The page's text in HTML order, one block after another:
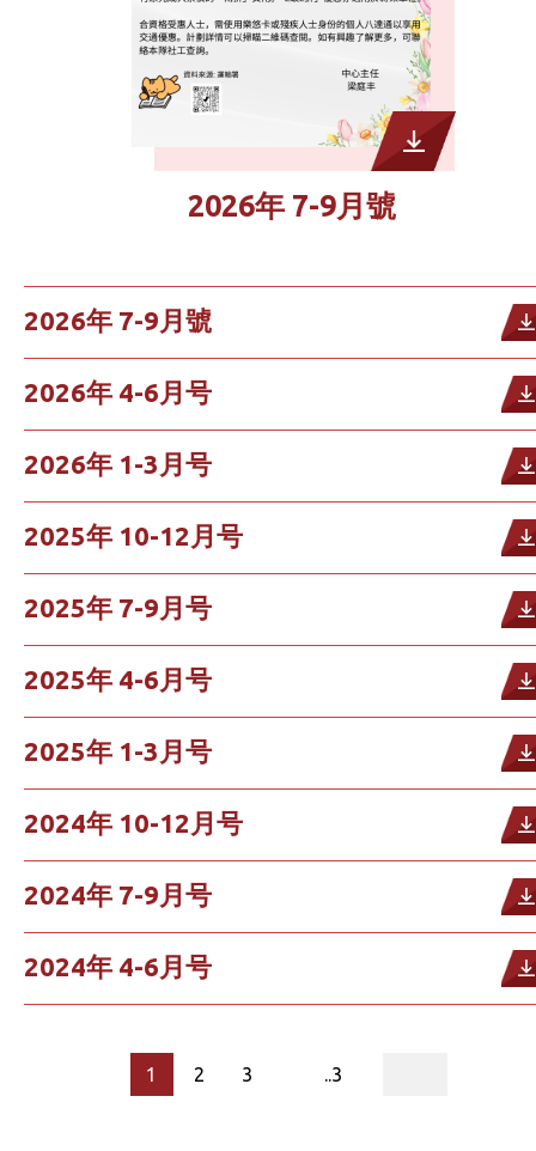
2026年 7-9月號
2026年 7-9月號
2026年 4-6月号
2026年 1-3月号
2025年 10-12月号
2025年 7-9月号
2025年 4-6月号
2025年 1-3月号
2024年 10-12月号
2024年 7-9月号
2024年 4-6月号
1 2 3 ..3